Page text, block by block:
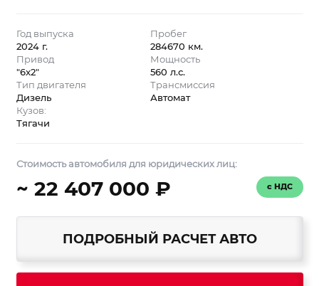
Год выпуска
2024 г.
Пробег
284670 км.
Привод
"6x2"
Мощность
560 л.с.
Тип двигателя
Дизель
Трансмиссия
Автомат
Кузов:
Тягачи
Стоимость автомобиля для юридических лиц:
~ 22 407 000 ₽ с НДС
ПОДРОБНЫЙ РАСЧЕТ АВТО